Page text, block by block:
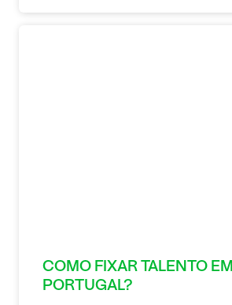
COMO FIXAR TALENTO EM
PORTUGAL?